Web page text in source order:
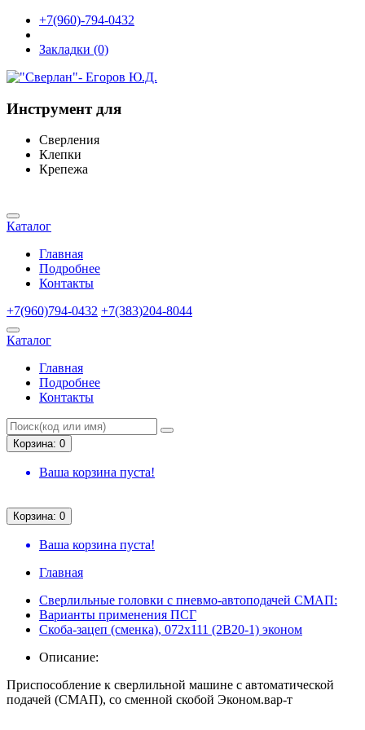
+7(960)-794-0432
Закладки (0)
Инструмент для
Сверления
Клепки
Крепежа
Каталог
Главная
Подробнее
Контакты
+7(960)794-0432 +7(383)204-8044
Каталог
Главная
Подробнее
Контакты
Корзина: 0
Ваша корзина пуста!
Корзина: 0
Ваша корзина пуста!
Главная
Сверлильные головки с пневмо-автоподачей СМАП:
Варианты применения ПСГ
Скоба-зацеп (сменка), 072х111 (2В20-1) эконом
Описание:
Приспособление к сверлильной машине с автоматической
подачей (СМАП), со сменной скобой Эконом.вар-т